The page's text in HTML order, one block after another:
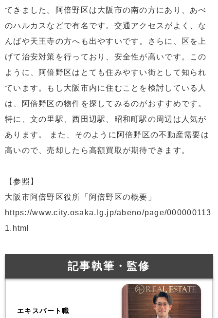
てきました。阿倍野区は大阪市の南の方にあり、あべ
のハルカスなどで有名です。交通アクセスがよく、な
んばや天王寺の方へも出やすいです。さらに、区を上
げて治安対策を行っており、安全性が高いです。この
ように、阿倍野区はとても住みやすい街として知られ
ています。もし大阪市内に住むことを検討している人
は、阿倍野区の物件を探してみるのがおすすめです。
特に、文の里駅、西田辺駅、昭和町駅の周辺は人気が
あります。 また、そのように阿倍野区の不動産需要は
高いので、売却したら高額買取が期待できます。
【参照】
大阪市阿倍野区役所「阿倍野区の概要」
https://www.city.osaka.lg.jp/abeno/page/000000113
1.html
記事執筆・監修
エキスパート職